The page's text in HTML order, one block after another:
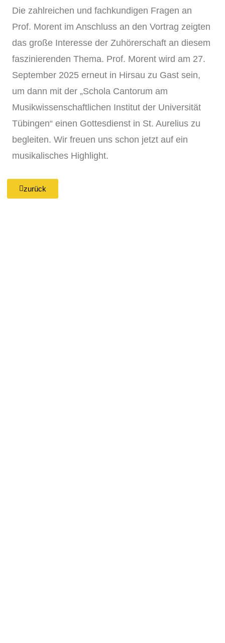
Die zahlreichen und fachkundigen Fragen an
Prof. Morent im Anschluss an den Vortrag zeigten
das große Interesse der Zuhörerschaft an diesem
faszinierenden Thema. Prof. Morent wird am 27.
September 2025 erneut in Hirsau zu Gast sein,
um dann mit der „Schola Cantorum am
Musikwissenschaftlichen Institut der Universität
Tübingen“ einen Gottesdienst in St. Aurelius zu
begleiten. Wir freuen uns schon jetzt auf ein
musikalisches Highlight.
zurück